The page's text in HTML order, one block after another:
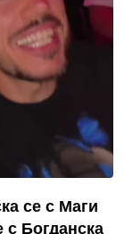
се с Маги
с Богданска